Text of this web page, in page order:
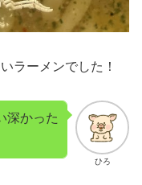
ラーメンでした！
ひろ
深かった